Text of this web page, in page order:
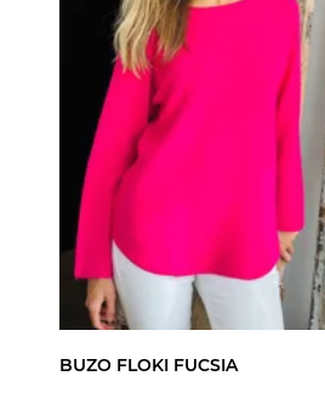
BUZO FLOKI FUCSIA